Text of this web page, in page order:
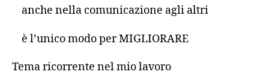
anche nella comunicazione agli altri
è l’unico modo per MIGLIORARE
Tema ricorrente nel mio lavoro